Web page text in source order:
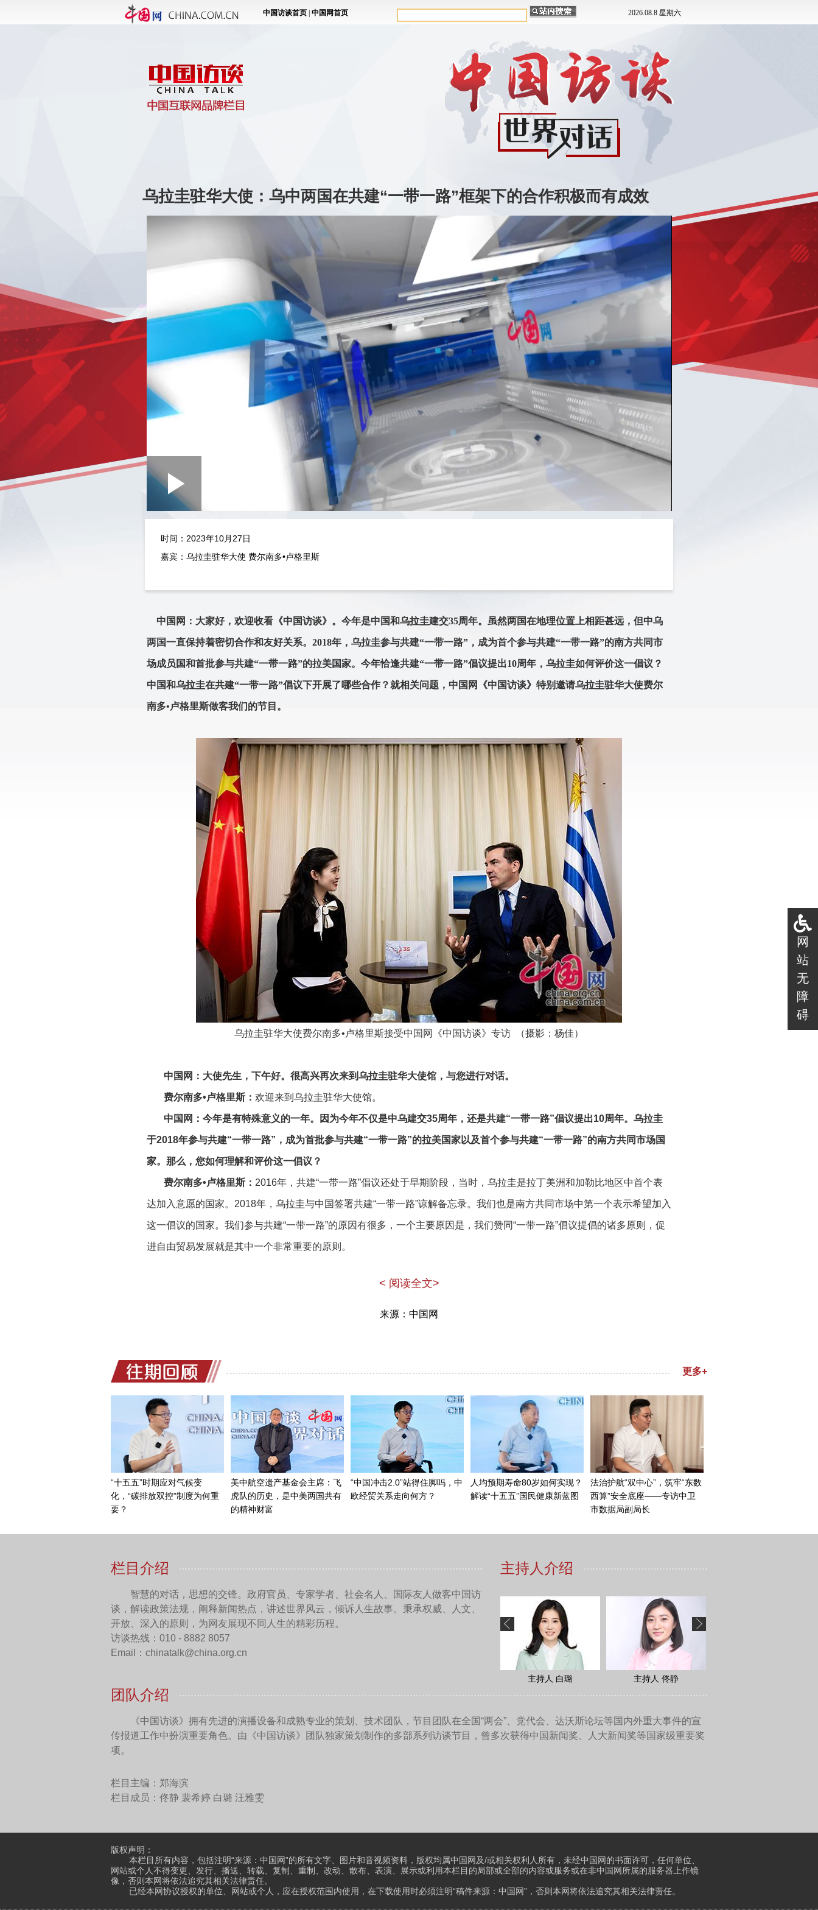
乌拉圭驻华大使：乌中两国在共建“一带一路”框架下的合作积极而有成效
Play
Video
Loaded
Picture
时间：2023年10月27日
嘉宾：乌拉圭驻华大使 费尔南多•卢格里斯
中国网：大家好，欢迎收看《中国访谈》。今年是中国和乌拉圭建交35周年。虽然两国在地理位置上相距甚远，但中乌
两国一直保持着密切合作和友好关系。2018年，乌拉圭参与共建“一带一路”，成为首个参与共建“一带一路”的南方共同市
场成员国和首批参与共建“一带一路”的拉美国家。今年恰逢共建“一带一路”倡议提出10周年，乌拉圭如何评价这一倡议？
中国和乌拉圭在共建“一带一路”倡议下开展了哪些合作？就相关问题，中国网《中国访谈》特别邀请乌拉圭驻华大使费尔
南多•卢格里斯做客我们的节目。
乌拉圭驻华大使费尔南多•卢格里斯接受中国网《中国访谈》专访 （摄影：杨佳）
中国网：大使先生，下午好。很高兴再次来到乌拉圭驻华大使馆，与您进行对话。
费尔南多•卢格里斯： 欢迎来到乌拉圭驻华大使馆。
中国网：今年是有特殊意义的一年。因为今年不仅是中乌建交35周年，还是共建“一带一路”倡议提出10周年。乌拉圭
于2018年参与共建“一带一路”，成为首批参与共建“一带一路”的拉美国家以及首个参与共建“一带一路”的南方共同市场国
家。那么，您如何理解和评价这一倡议？
费尔南多•卢格里斯： 2016年，共建“一带一路”倡议还处于早期阶段，当时，乌拉圭是拉丁美洲和加勒比地区中首个表
达加入意愿的国家。2018年，乌拉圭与中国签署共建“一带一路”谅解备忘录。我们也是南方共同市场中第一个表示希望加入
这一倡议的国家。我们参与共建“一带一路”的原因有很多，一个主要原因是，我们赞同“一带一路”倡议提倡的诸多原则，促
进自由贸易发展就是其中一个非常重要的原则。
续努力，促进全球自由贸易进一步发展。我们也坚信，我们需要就自由贸易展开更多对话交流，促进拉丁美洲和南方共同
其他许多领域的交流，因为共建“一带一路”倡议还包括许多其他方面的内容，比如基础设施投资、互联互通、增进相互理
解、文化交流、数字合作、绿色环保等。这一切我们都非常欢迎，因为乌拉圭及拉卡列总统领导的乌拉圭政府致力于推动
与中国和其他“一带一路”共建国家在以上领域达成更多合作。
你刚才也提到，今年是共建“一带一路”倡议提出10周年。我们派出乌拉圭级别最高的部长级官员，即总统府秘书长出席
第三届“一带一路”国际合作高峰论坛。总统府秘书长将是乌拉圭出席今年论坛的最高级别官员。今年也是中乌两国建交 35
周年，拉卡列总统希望对中国进行国事访问。我们正在积极努力，促进双方合作，增进相互理解，希望把今年打造成为双
边关系中有特殊意义的一年。
费尔南多•卢格里斯： 乌拉圭与中国之间没有任何债务问题。因此，乌拉圭是一个很好的例子，能充分说明双方的合作
是非常积极的。事实上，自从参与共建“一带一路”后，我们的贸易额增长了50%以上,而我们与中国的债务为零。因此，乌拉
圭很好地证明了，加入倡议后，我们可以通过践行自己的原则做出相应贡献。
当然，我们也努力将乌拉圭的所有好的、正面的东西带给“一带一路”倡议。乌拉圭国家稳定，政治制度严明，愿意与各
个国家合作，建立积极健康的关系。因此，无论从哪个角度看，这些年来我们所看到的都是非常积极的合作范例。
< 阅读全文>
来源：中国网
网
站
无
障
碍